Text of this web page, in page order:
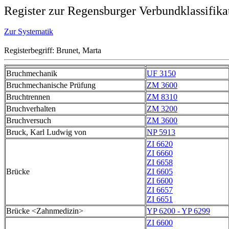
Register zur Regensburger
Zur Systematik
Registerbegriff: Brunet, Marta
Bruchmechanik
UF 3150
Bruchmechanische Prüfung
ZM 3600
Bruchtrennen
ZM 8310
Bruchverhalten
ZM 3200
Bruchversuch
ZM 3600
Bruck, Karl Ludwig von
NP 5913
Brücke
ZI 6620
ZI 6660
ZI 6658
ZI 6605
ZI 6600
ZI 6657
ZI 6651
Brücke <Zahnmedizin>
YP 6200 - YP 6299
ZI 6600